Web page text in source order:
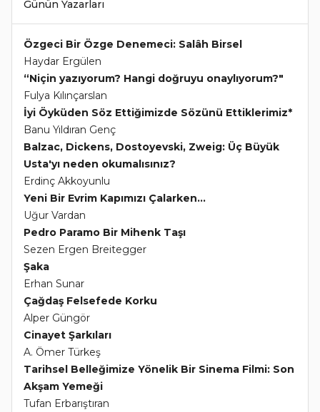
Günün Yazarları
Özgeci Bir Özge Denemeci: Salâh Birsel
Haydar Ergülen
“Niçin yazıyorum? Hangi doğruyu onaylıyorum?"
Fulya Kılınçarslan
İyi Öyküden Söz Ettiğimizde Sözünü Ettiklerimiz*
Banu Yıldıran Genç
Balzac, Dickens, Dostoyevski, Zweig: Üç Büyük
Usta'yı neden okumalısınız?
Erdinç Akkoyunlu
Yeni Bir Evrim Kapımızı Çalarken...
Uğur Vardan
Pedro Paramo Bir Mihenk Taşı
Sezen Ergen Breitegger
Şaka
Erhan Sunar
Çağdaş Felsefede Korku
Alper Güngör
Cinayet Şarkıları
A. Ömer Türkeş
Tarihsel Belleğimize Yönelik Bir Sinema Filmi: Son
Akşam Yemeği
Tufan Erbarıştıran